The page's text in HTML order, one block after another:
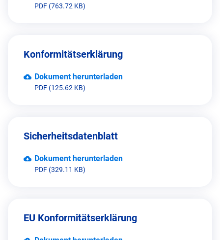
PDF (763.72 KB)
Konformitätserklärung
Dokument herunterladen
PDF (125.62 KB)
Sicherheitsdatenblatt
Dokument herunterladen
PDF (329.11 KB)
EU Konformitätserklärung